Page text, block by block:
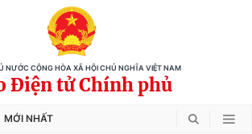
NƯỚC CỘNG HÒA XÃ HỘI CHỦ NGHĨA VIỆT NAM
Điện tử Chính phủ
MỚI NHẤT